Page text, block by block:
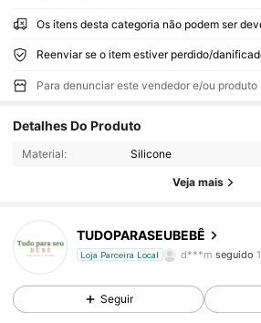
Os itens desta categoria não podem ser
Para denunciar este vendedor e/ou produto
Detalhes Do Produto
Material: Silicone
Veja mais
TUDOPARASEUBEBÊ
Loja Parceira Local
4,85 242
d***m seguido
4,85 242
Seguir